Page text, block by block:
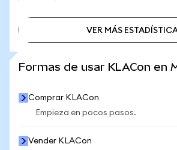
VER MÁS
Formas de usar KLACon en
Comprar KLACon
Empieza en pocos pasos.
Vender KLACon